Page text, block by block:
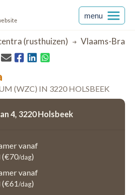
menu
(rusthuizen) Vlaams-
(WZC) IN 3220 HOLSBEEK
4, 3220 Holsbeek
vanaf
(€70/dag)
vanaf
(€61/dag)